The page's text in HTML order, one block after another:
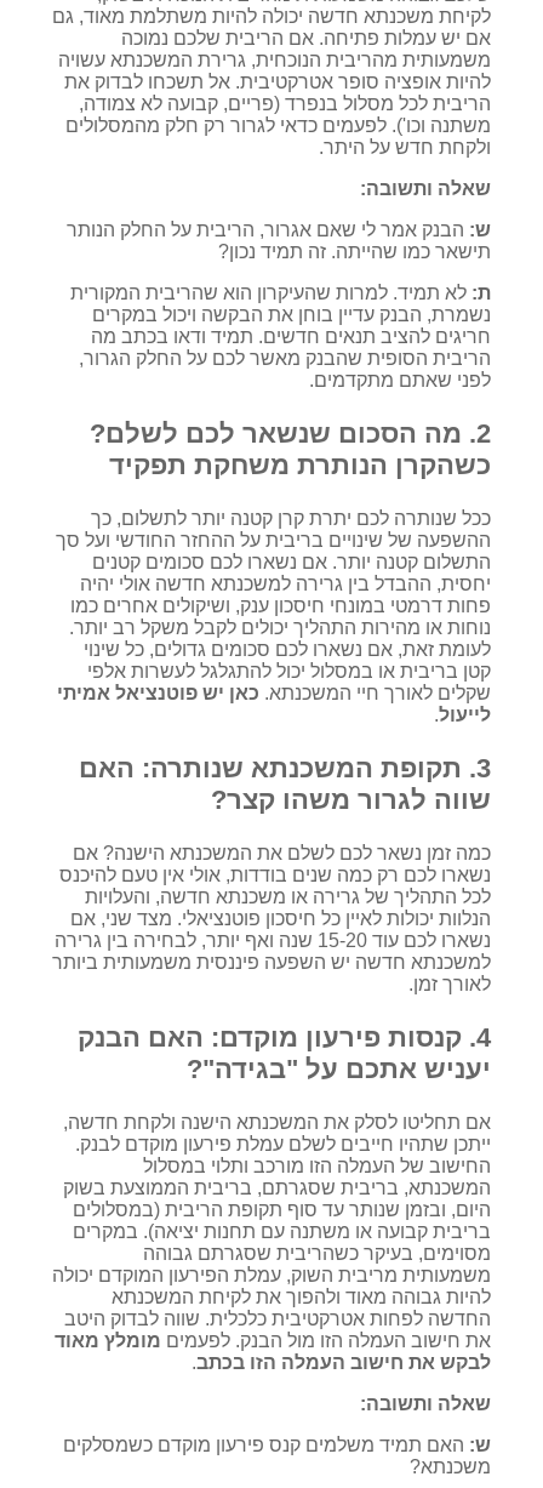
לקיחת משכנתא חדשה יכולה להיות משתלמת מאוד, גם
אם יש עמלות פתיחה. אם הריבית שלכם נמוכה
משמעותית מהריבית הנוכחית, גרירת המשכנתא עשויה
להיות אופציה סופר אטרקטיבית. אל תשכחו לבדוק את
הריבית לכל מסלול בנפרד (פריים, קבועה לא צמודה,
משתנה וכו'). לפעמים כדאי לגרור רק חלק מהמסלולים
ולקחת חדש על היתר.
שאלה ותשובה:
ש: הבנק אמר לי שאם אגרור, הריבית על החלק הנותר
תישאר כמו שהייתה. זה תמיד נכון?
ת: לא תמיד. למרות שהעיקרון הוא שהריבית המקורית
נשמרת, הבנק עדיין בוחן את הבקשה ויכול במקרים
חריגים להציב תנאים חדשים. תמיד ודאו בכתב מה
הריבית הסופית שהבנק מאשר לכם על החלק הגרור,
לפני שאתם מתקדמים.
2. מה הסכום שנשאר לכם לשלם?
כשהקרן הנותרת משחקת תפקיד
ככל שנותרה לכם יתרת קרן קטנה יותר לתשלום, כך
ההשפעה של שינויים בריבית על ההחזר החודשי ועל סך
התשלום קטנה יותר. אם נשארו לכם סכומים קטנים
יחסית, ההבדל בין גרירה למשכנתא חדשה אולי יהיה
פחות דרמטי במונחי חיסכון ענק, ושיקולים אחרים כמו
נוחות או מהירות התהליך יכולים לקבל משקל רב יותר.
לעומת זאת, אם נשארו לכם סכומים גדולים, כל שינוי
קטן בריבית או במסלול יכול להתגלגל לעשרות אלפי
שקלים לאורך חיי המשכנתא. כאן יש פוטנציאל אמיתי
לייעול.
3. תקופת המשכנתא שנותרה: האם
שווה לגרור משהו קצר?
כמה זמן נשאר לכם לשלם את המשכנתא הישנה? אם
נשארו לכם רק כמה שנים בודדות, אולי אין טעם להיכנס
לכל התהליך של גרירה או משכנתא חדשה, והעלויות
הנלוות יכולות לאיין כל חיסכון פוטנציאלי. מצד שני, אם
נשארו לכם עוד 15-20 שנה ואף יותר, לבחירה בין גרירה
למשכנתא חדשה יש השפעה פיננסית משמעותית ביותר
לאורך זמן.
4. קנסות פירעון מוקדם: האם הבנק
יעניש אתכם על "בגידה"?
אם תחליטו לסלק את המשכנתא הישנה ולקחת חדשה,
ייתכן שתהיו חייבים לשלם עמלת פירעון מוקדם לבנק.
החישוב של העמלה הזו מורכב ותלוי במסלול
המשכנתא, בריבית שסגרתם, בריבית הממוצעת בשוק
היום, ובזמן שנותר עד סוף תקופת הריבית (במסלולים
בריבית קבועה או משתנה עם תחנות יציאה). במקרים
מסוימים, בעיקר כשהריבית שסגרתם גבוהה
משמעותית מריבית השוק, עמלת הפירעון המוקדם יכולה
להיות גבוהה מאוד ולהפוך את לקיחת המשכנתא
החדשה לפחות אטרקטיבית כלכלית. שווה לבדוק היטב
את חישוב העמלה הזו מול הבנק. לפעמים מומלץ מאוד
לבקש את חישוב העמלה הזו בכתב.
שאלה ותשובה:
ש: האם תמיד משלמים קנס פירעון מוקדם כשמסלקים
משכנתא?